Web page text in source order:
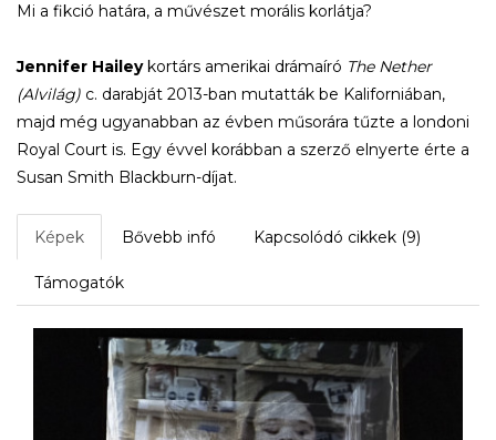
Mi a fikció határa, a művészet morális korlátja?
Jennifer Haileykortárs amerikai drámaíró The Nether
(Alvilág) c. darabját 2013-ban mutatták be Kaliforniában,
majd még ugyanabban az évben műsorára tűzte a londoni
Royal Court is. Egy évvel korábban a szerző elnyerte érte a
Susan Smith Blackburn-díjat.
Képek Bővebb infó Kapcsolódó cikkek (9)
Támogatók